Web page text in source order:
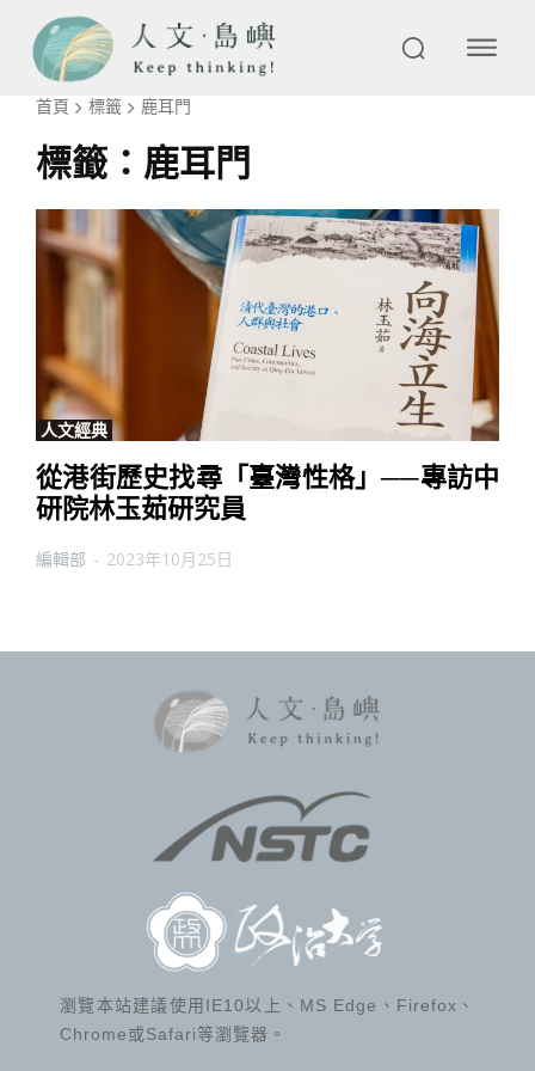
首頁 標籤 鹿耳門
標籤： 鹿耳門
人文經典
從港街歷史找尋「臺灣性格」──專訪中
研院林玉茹研究員
編輯部 - 2023年10月25日
瀏覽本站建議使用IE10以上、MS Edge、Firefox、
Chrome或Safari等瀏覽器。